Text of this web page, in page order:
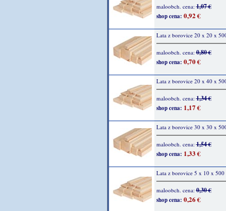
maloobch. cena:1,07 €
shop cena: 0,92 €
Lata z borovice 20 x 20 x
maloobch. cena:0,80 €
shop cena: 0,70 €
Lata z borovice 20 x 40 x
maloobch. cena:1,34 €
shop cena: 1,17 €
Lata z borovice 30 x 30 x
maloobch. cena:1,54 €
shop cena: 1,33 €
Lata z borovice 5 x 10 x 500
maloobch. cena:0,30 €
shop cena: 0,26 €